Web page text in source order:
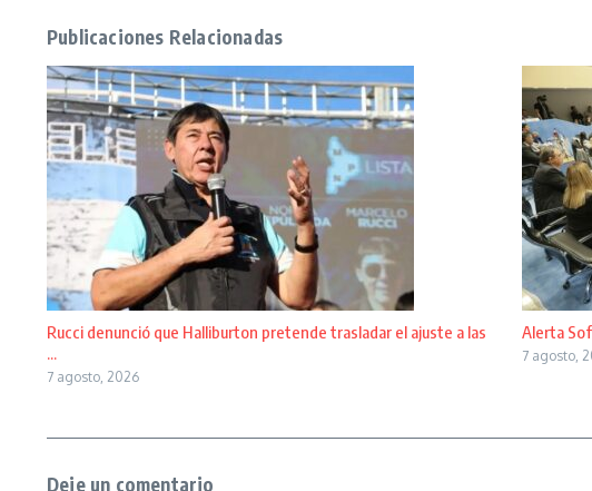
Publicaciones Relacionadas
Rucci denunció que Halliburton pretende trasladar el ajuste a las
...
7 agosto, 2026
Alerta
7 agosto,
Deje un comentario